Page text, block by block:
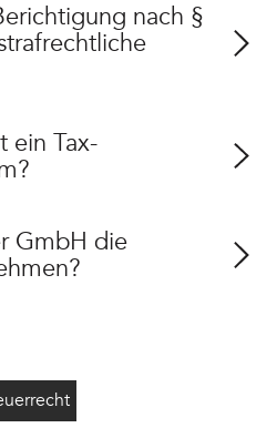
nach §
ein Tax-
GmbH die
Ausland erben steuerfrei
2026